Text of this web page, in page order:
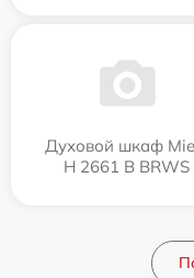
Духовой шкаф
H 2661 B BRWS